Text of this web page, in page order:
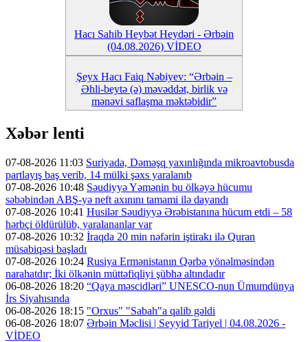
Hacı Sahib Heybət Heydəri - Ərbəin
(04.08.2026) VİDEO
Şeyx Hacı Faiq Nəbiyev: “Ərbəin –
Əhli-beytə (ə) məvəddət, birlik və
mənəvi saflaşma məktəbidir”
Xəbər lenti
07-08-2026 11:03 Suriyada, Dəməşq yaxınlığında mikroavtobusda
partlayış baş verib, 14 mülki şəxs yaralanıb
07-08-2026 10:48 Səudiyyə Yəmənin bu ölkəyə hücumu
səbəbindən ABŞ-yə neft axınını tamami ilə dayandı
07-08-2026 10:41 Husilər Səudiyyə Ərəbistanına hücum etdi – 58
hərbçi öldürülüb, yaralananlar var
07-08-2026 10:32 İraqda 20 min nəfərin iştirakı ilə Quran
müsabiqəsi başladı
07-08-2026 10:24 Rusiya Ermənistanın Qərbə yönəlməsindən
narahatdır; İki ölkənin müttəfiqliyi şübhə altındadır
06-08-2026 18:20 “Qaya məscidləri” UNESCO-nun Ümumdünya
İrs Siyahısında
06-08-2026 18:15 "Orxus" "Sabah"a qalib gəldi
06-08-2026 18:07 Ərbəin Məclisi | Seyyid Tariyel | 04.08.2026 -
VİDEO